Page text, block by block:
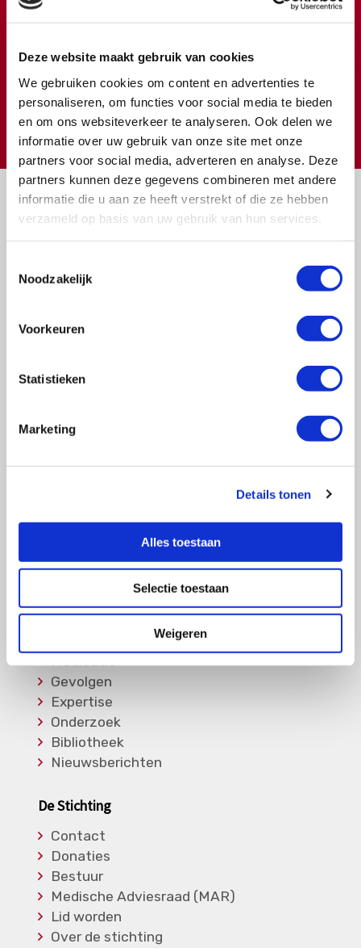
Deze website maakt gebruik van cookies
We gebruiken cookies om content en advertenties te
personaliseren, om functies voor social media te bieden
en om ons websiteverkeer te analyseren. Ook delen we
informatie over uw gebruik van onze site met onze
partners voor social media, adverteren en analyse. Deze
partners kunnen deze gegevens combineren met andere
informatie die u aan ze heeft verstrekt of die ze hebben
verzameld op basis van uw gebruik van hun services.
Noodzakelijk
Voorkeuren
Statistieken
Marketing
Details tonen
Alles toestaan
Selectie toestaan
Weigeren
Meer weten over wat we met uw extra gift doen?
Klik hier
€ Doneer
Vragen?
of bel ons op:
Ziektebeelden
EGPA
RCA
Overige Vasculitiden
Informatie
Soorten Vasculitis
Medicatie
Gevolgen
Expertise
Onderzoek
Bibliotheek
Nieuwsberichten
De Stichting
Contact
Donaties
Bestuur
Medische Adviesraad (MAR)
Lid worden
Over de stichting